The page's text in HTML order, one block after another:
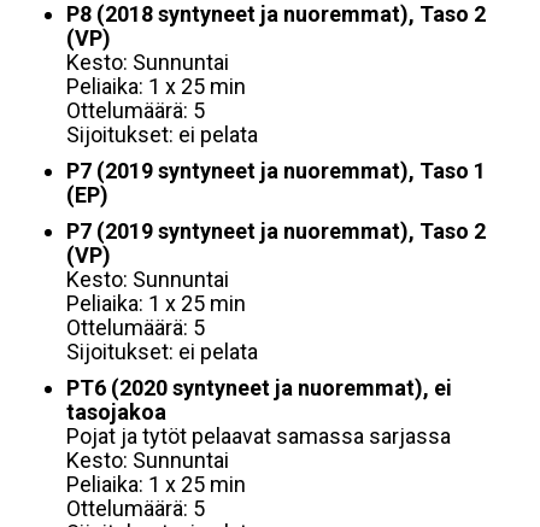
P8 (2018 syntyneet ja nuoremmat), Taso 2
(VP)
Kesto: Sunnuntai
Peliaika: 1 x 25 min
Ottelumäärä: 5
Sijoitukset: ei pelata
P7 (2019 syntyneet ja nuoremmat), Taso 1
(EP)
P7 (2019 syntyneet ja nuoremmat), Taso 2
(VP)
Kesto: Sunnuntai
Peliaika: 1 x 25 min
Ottelumäärä: 5
Sijoitukset: ei pelata
PT6 (2020 syntyneet ja nuoremmat), ei
tasojakoa
Pojat ja tytöt pelaavat samassa sarjassa
Kesto: Sunnuntai
Peliaika: 1 x 25 min
Ottelumäärä: 5